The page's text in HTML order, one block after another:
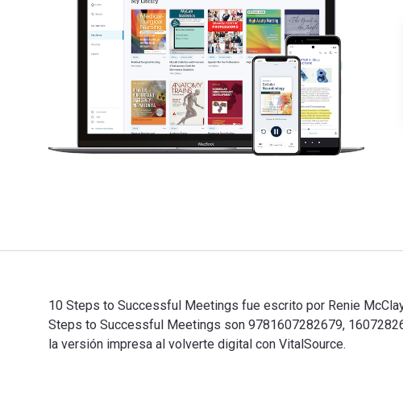
10 Steps to Successful Meetings fue escrito por Renie
Steps to Successful Meetings son 9781607282679,
la versión impresa al volverte digital con VitalSource.